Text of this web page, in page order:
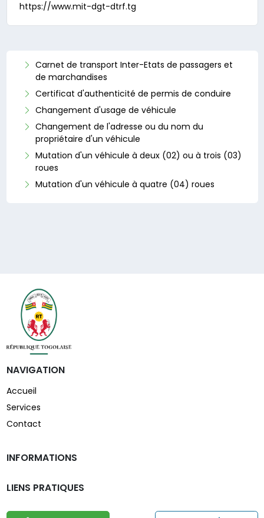
https://www.mit-dgt-dtrf.tg
Carnet de transport Inter-Etats de passagers et
de marchandises
Certificat d'authenticité de permis de conduire
Changement d'usage de véhicule
Changement de l'adresse ou du nom du
propriétaire d'un véhicule
Mutation d'un véhicule à deux (02) ou à trois (03)
roues
Mutation d'un véhicule à quatre (04) roues
NAVIGATION
Accueil
Services
Contact
INFORMATIONS
LIENS PRATIQUES